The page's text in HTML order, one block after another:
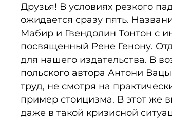
Друзья! В условиях резкого
ожидается сразу пять.
Мабир и Гвендолин Тонтон с
посвященный Рене Генону.
для нашего издательства. В
польского автора Антони
труд, не смотря на
пример стоицизма. В этот же
даже в такой кризисной